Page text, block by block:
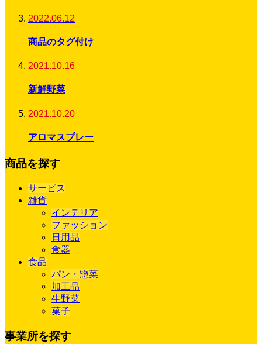
2022.06.12
商品のタグ付け
2021.10.16
新鮮野菜
2021.10.20
アロマスプレー
商品を探す
サービス
雑貨
インテリア
ファッション
日用品
食器
食品
パン・惣菜
加工品
生野菜
菓子
事業所を探す